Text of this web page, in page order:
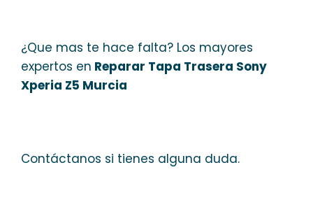
¿Que mas te hace falta? Los mayores
expertos en Reparar Tapa Trasera Sony
Xperia Z5 Murcia
Contáctanos si tienes alguna duda.